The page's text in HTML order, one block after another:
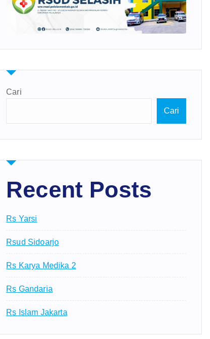
Cari
Cari
Recent Posts
Rs Yarsi
Rsud Sidoarjo
Rs Karya Medika 2
Rs Gandaria
Rs Islam Jakarta